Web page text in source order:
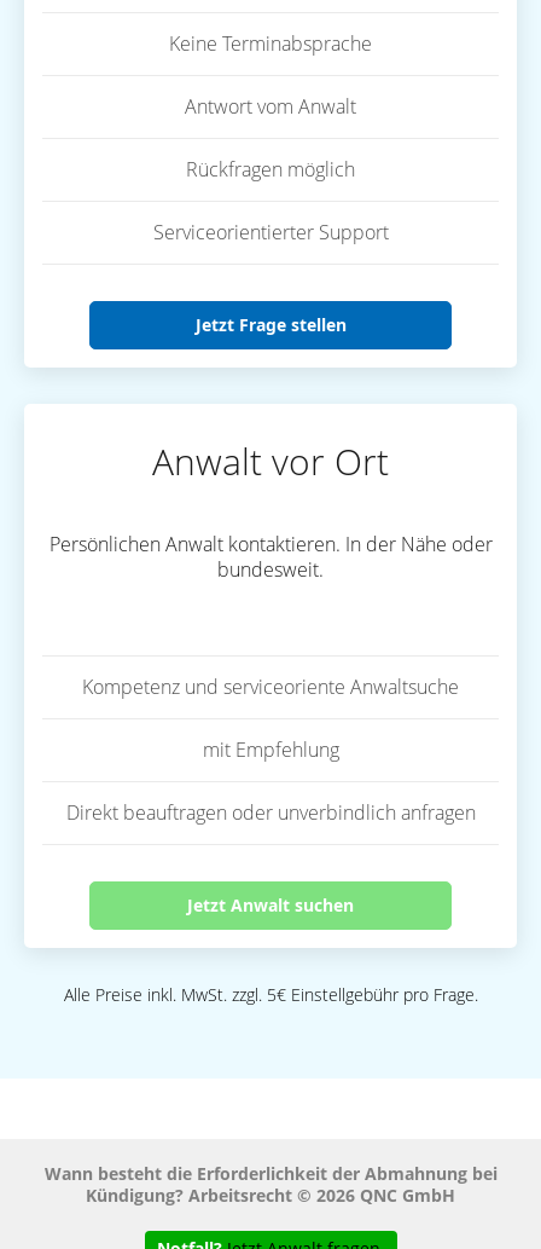
Keine Terminabsprache
Antwort vom Anwalt
Rückfragen möglich
Serviceorientierter Support
Jetzt Frage stellen
Anwalt vor Ort
Persönlichen Anwalt kontaktieren. In der Nähe oder
bundesweit.
Kompetenz und serviceoriente Anwaltsuche
mit Empfehlung
Direkt beauftragen oder unverbindlich anfragen
Jetzt Anwalt suchen
Alle Preise inkl. MwSt. zzgl. 5€ Einstellgebühr pro Frage.
Wann besteht die Erforderlichkeit der Abmahnung bei
Kündigung? Arbeitsrecht © 2026 QNC GmbH